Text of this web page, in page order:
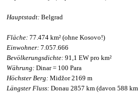
Hauptstadt: Belgrad
Fläche: 77.474 km² (ohne Kosovo!)
Einwohner: 7.057.666
Bevölkerungsdichte: 91,1 EW pro km²
Währung: Dinar = 100 Para
Höchster Berg: Midžor 2169 m
Längster Fluss: Donau 2857 km (davon 588